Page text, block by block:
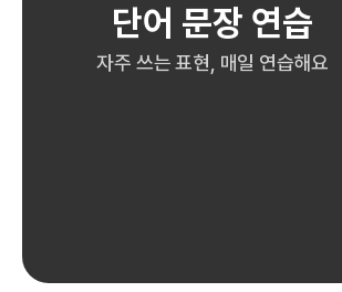
단어 문장 연습
자주 쓰는 표현, 매일 연습해요